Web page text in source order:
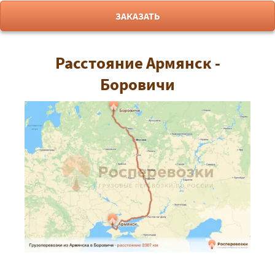
ЗАКАЗАТЬ
Расстояние Армянск -
Боровичи